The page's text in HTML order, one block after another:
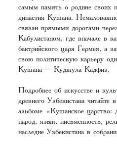
самым память о родине своих
династия Кушана.
связан прямыми дорогами
Кабулистаном, где вначале в
бактрийского царя Гермея, а
свою политическую карьеру
Кушана – Куджула Кадфиз.
Подробнее об искусстве и
древнего Узбекистана читайте
альбоме «Кушанское царство:
народ, язык, письменность,
наследие Узбекистана в